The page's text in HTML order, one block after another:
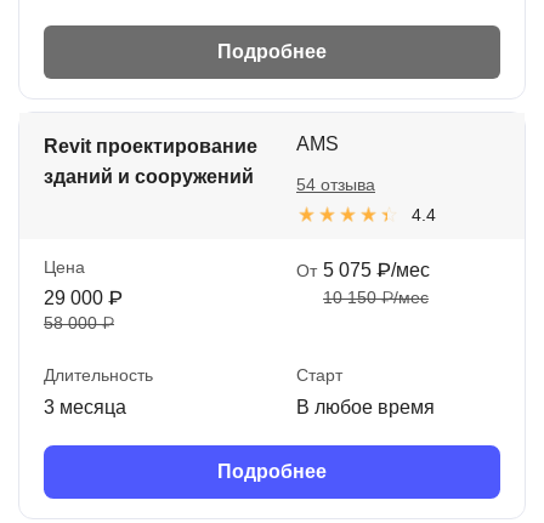
Подробнее
Revit проектирование
зданий и сооружений
AMS
4.4
54 отзыва
Цена
29 000 ₽
58 000 ₽
От 5 075 ₽/мес
10 150 ₽/мес
Длительность
3 месяца
Старт
В любое время
Подробнее